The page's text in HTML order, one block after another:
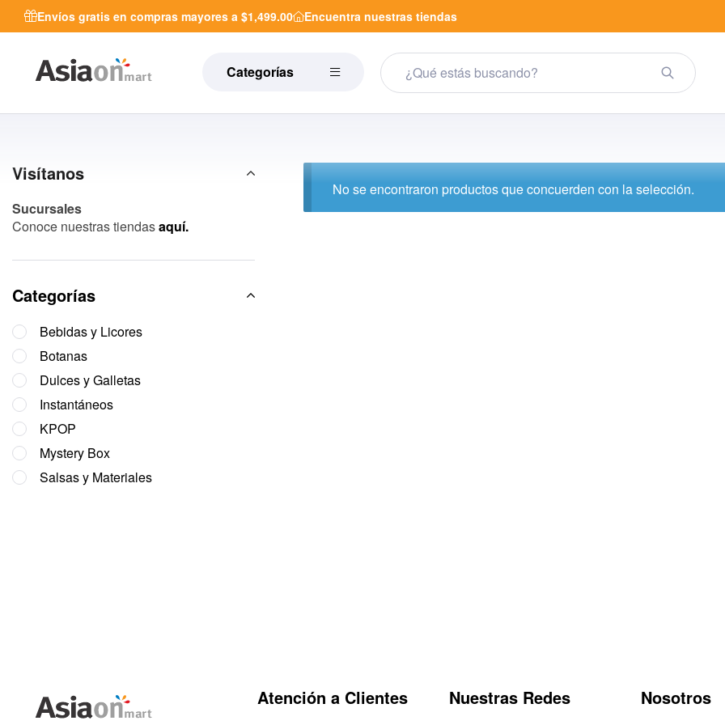
Envíos gratis en compras mayores a $1,499.00 Encuentra nuestras tiendas
Categorías
No se encontraron productos que concuerden con la selección.
Visítanos
Sucursales
Conoce nuestras tiendasaquí.
Categorías
Bebidas y Licores
Botanas
Dulces y Galletas
Instantáneos
KPOP
Mystery Box
Salsas y Materiales
Atención a Clientes Nuestras Redes Nosotros